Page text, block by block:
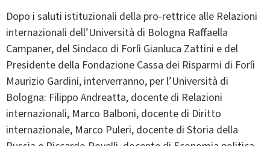
Dopo i saluti istituzionali della pro-rettrice alle Relazioni
internazionali dell’Università di Bologna Raffaella
Campaner, del Sindaco di Forlì Gianluca Zattini e del
Presidente della Fondazione Cassa dei Risparmi di Forlì
Maurizio Gardini, interverranno, per l’Università di
Bologna: Filippo Andreatta, docente di Relazioni
internazionali, Marco Balboni, docente di Diritto
internazionale, Marco Puleri, docente di Storia della